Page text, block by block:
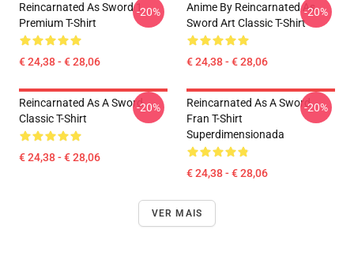
Reincarnated As Sword 1
Premium T-Shirt
€ 24,38 - € 28,06
-20%
Anime By Reincarnated As
Sword Art Classic T-Shirt
€ 24,38 - € 28,06
-20%
Reincarnated As A Sword
Classic T-Shirt
€ 24,38 - € 28,06
-20%
Reincarnated As A Sword
Fran T-Shirt
Superdimensionada
€ 24,38 - € 28,06
-20%
VER MAIS